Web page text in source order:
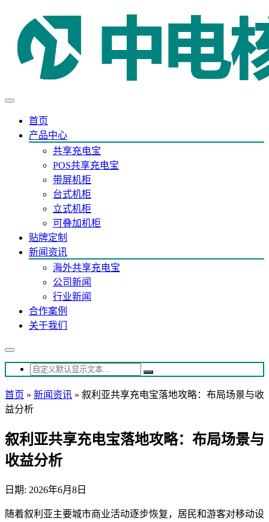
首页
产品中心
共享充电宝
POS共享充电宝
带屏机柜
台式机柜
立式机柜
可叠加机柜
贴牌定制
新闻资讯
海外共享充电宝
公司新闻
行业新闻
合作案例
关于我们
首页 » 新闻资讯 » 叙利亚共享充电宝落地攻略：布局场景与收
益分析
叙利亚共享充电宝落地攻略：布局场景与
收益分析
日期: 2026年6月8日
随着叙利亚主要城市商业活动逐步恢复，居民和游客对移动设